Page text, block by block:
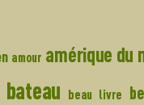
amour amérique du
bateau beau livre